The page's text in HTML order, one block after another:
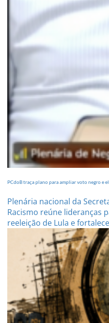
PCdoB traça plano para ampliar voto negro e
Plenária nacional da
Racismo reúne lideranças
reeleição de Lula e